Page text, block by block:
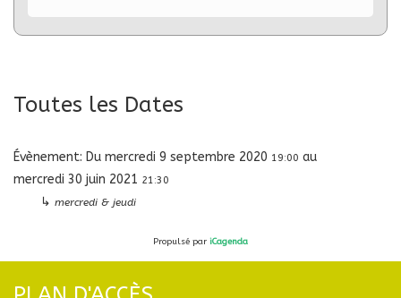
Toutes les Dates
Évènement: Du mercredi 9 septembre 2020 19:00 au
mercredi 30 juin 2021 21:30
↳ mercredi & jeudi
Propulsé par iCagenda